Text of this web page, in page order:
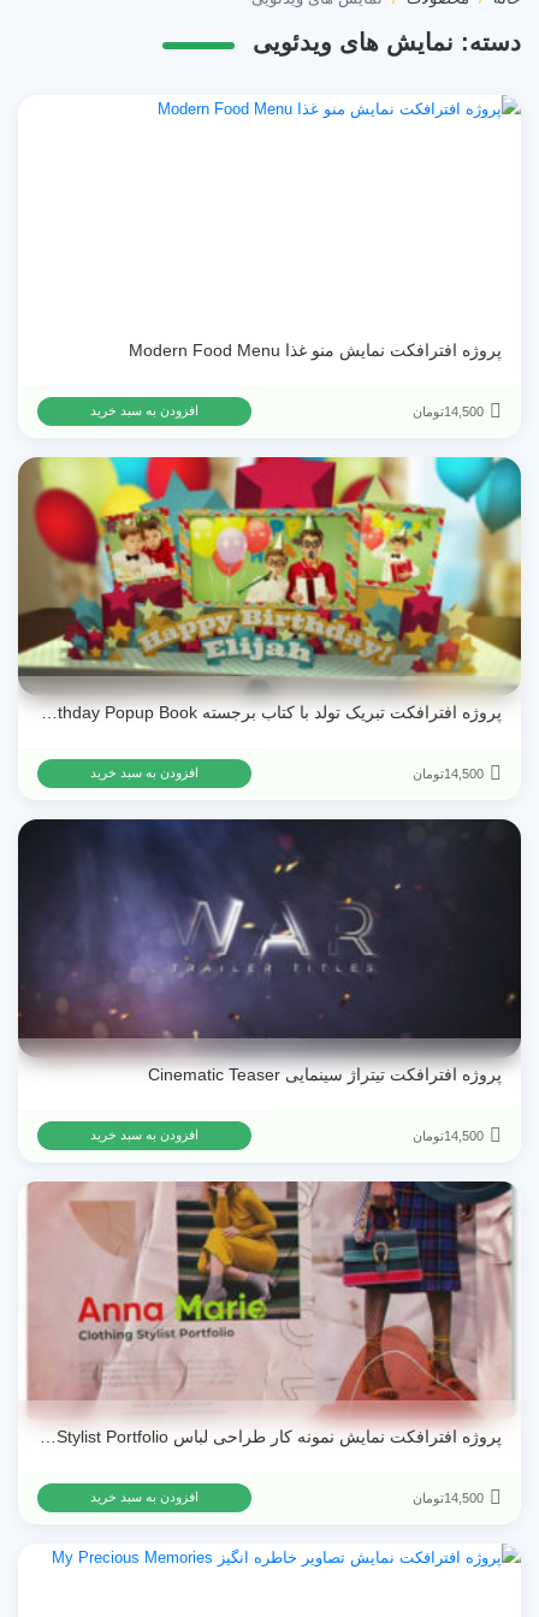
دسته: نمایش های ویدئویی
پروژه افترافکت نمایش منو غذا Modern Food Menu
14,500تومان افزودن به سبد خرید
پروژه افترافکت تبریک تولد با کتاب برجسته Happy Birthday Popup Book
14,500تومان افزودن به سبد خرید
پروژه افترافکت تیتراژ سینمایی Cinematic Teaser
14,500تومان افزودن به سبد خرید
پروژه افترافکت نمایش نمونه کار طراحی لباس Clothing Stylist Portfolio
14,500تومان افزودن به سبد خرید